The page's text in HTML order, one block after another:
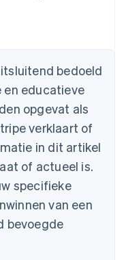
bedoeld
en educatieve
opgevat als
verklaart of
in dit artikel
of actueel is.
specifieke
van een
bevoegde